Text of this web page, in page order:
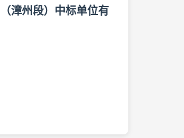
漳州段）中标单位有